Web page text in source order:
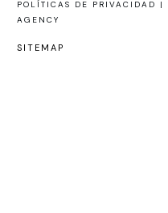
POLÍTICAS DE PRIVACIDAD |
AGENCY
SITEMAP